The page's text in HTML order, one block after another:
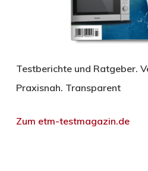
Testberichte und Ratgeber.
Praxisnah. Transparent
Zum etm-testmagazin.de